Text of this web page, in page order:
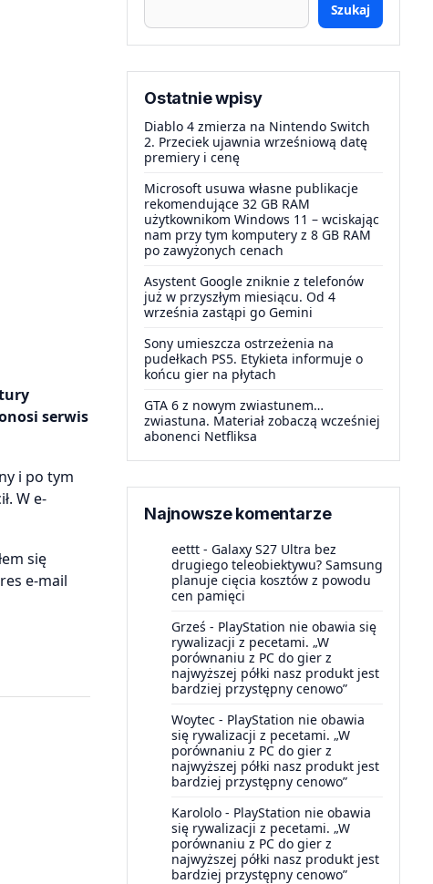
serwis
i po tym
W e-
się
e-mail
Szukaj
Ostatnie wpisy
Diablo 4 zmierza na Nintendo Switch
2. Przeciek ujawnia wrześniową datę
premiery i cenę
Microsoft usuwa własne publikacje
rekomendujące 32 GB RAM
użytkownikom Windows 11 – wciskając
nam przy tym komputery z 8 GB RAM
po zawyżonych cenach
Asystent Google zniknie z telefonów
już w przyszłym miesiącu. Od 4
września zastąpi go Gemini
Sony umieszcza ostrzeżenia na
pudełkach PS5. Etykieta informuje o
końcu gier na płytach
GTA 6 z nowym zwiastunem…
zwiastuna. Materiał zobaczą wcześniej
abonenci Netfliksa
Najnowsze komentarze
eettt - Galaxy S27 Ultra bez
drugiego teleobiektywu? Samsung
planuje cięcia kosztów z powodu
cen pamięci
Grześ - PlayStation nie obawia się
rywalizacji z pecetami. „W
porównaniu z PC do gier z
najwyższej półki nasz produkt jest
bardziej przystępny cenowo”
Woytec - PlayStation nie obawia
się rywalizacji z pecetami. „W
porównaniu z PC do gier z
najwyższej półki nasz produkt jest
bardziej przystępny cenowo”
Karololo - PlayStation nie obawia
się rywalizacji z pecetami. „W
porównaniu z PC do gier z
najwyższej półki nasz produkt jest
bardziej przystępny cenowo”